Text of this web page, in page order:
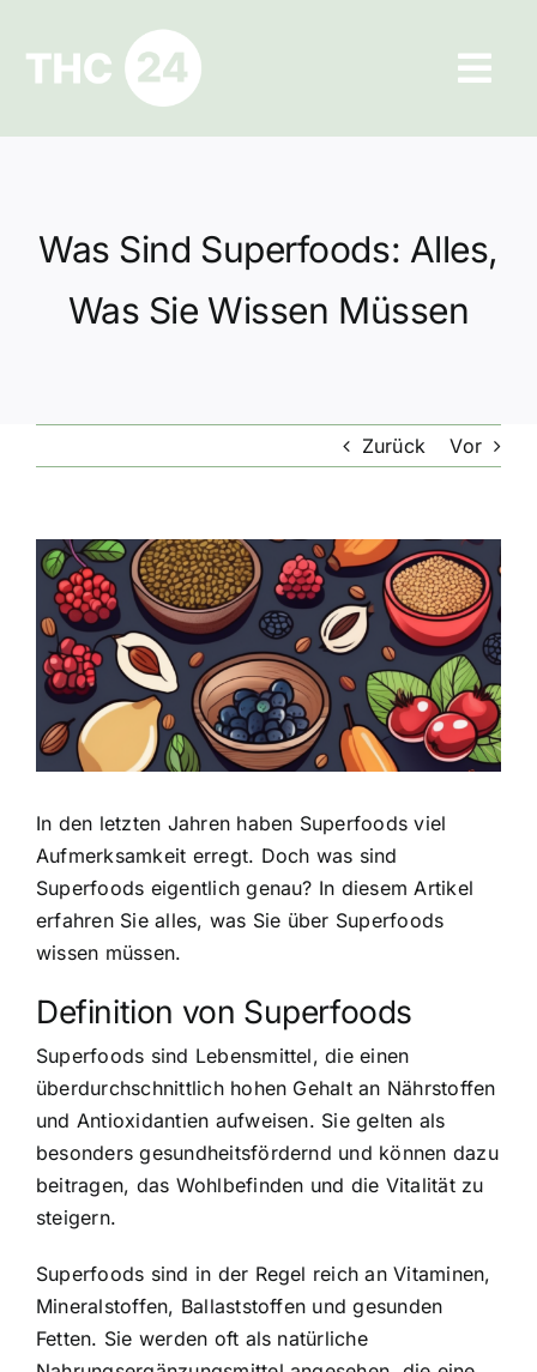
springen
Ratgeber
Datenschutz
Was Sind Superfoods: Alles,
Was Sie Wissen Müssen
Zurück Vor
Zeige
grösseres
Bild
In den letzten Jahren haben Superfoods viel
Aufmerksamkeit erregt. Doch was sind
Superfoods eigentlich genau? In diesem Artikel
erfahren Sie alles, was Sie über Superfoods
wissen müssen.
Definition von Superfoods
Superfoods sind Lebensmittel, die einen
überdurchschnittlich hohen Gehalt an Nährstoffen
und Antioxidantien aufweisen. Sie gelten als
besonders gesundheitsfördernd und können dazu
beitragen, das Wohlbefinden und die Vitalität zu
steigern.
Superfoods sind in der Regel reich an Vitaminen,
Mineralstoffen, Ballaststoffen und gesunden
Fetten. Sie werden oft als natürliche